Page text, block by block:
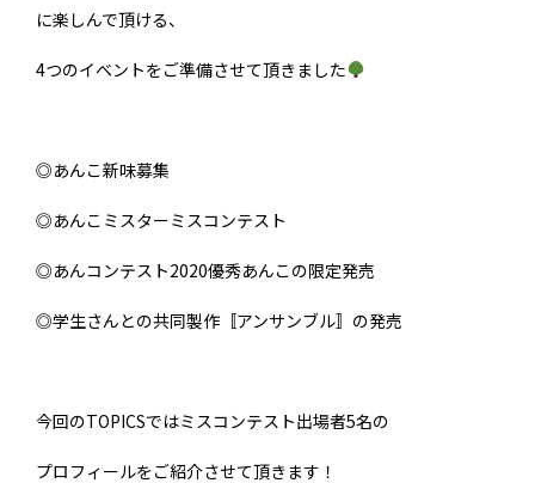
に楽しんで頂ける、
4つのイベントをご準備させて頂きました
◎あんこ新味募集
◎あんこミスターミスコンテスト
◎あんコンテスト2020優秀あんこの限定発売
◎学生さんとの共同製作〚アンサンブル〛の発売
今回のTOPICSではミスコンテスト出場者5名の
プロフィールをご紹介させて頂きます！